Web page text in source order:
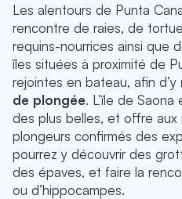
Les alentours de Punta
rencontre de raies, de
requins-nourrices ainsi que
îles situées à proximité de
rejointes en bateau, afin d’y
de plongée. L’île de
des plus belles, et offre aux
plongeurs confirmés des
pourrez y découvrir des
des épaves, et faire la
ou d’hippocampes.